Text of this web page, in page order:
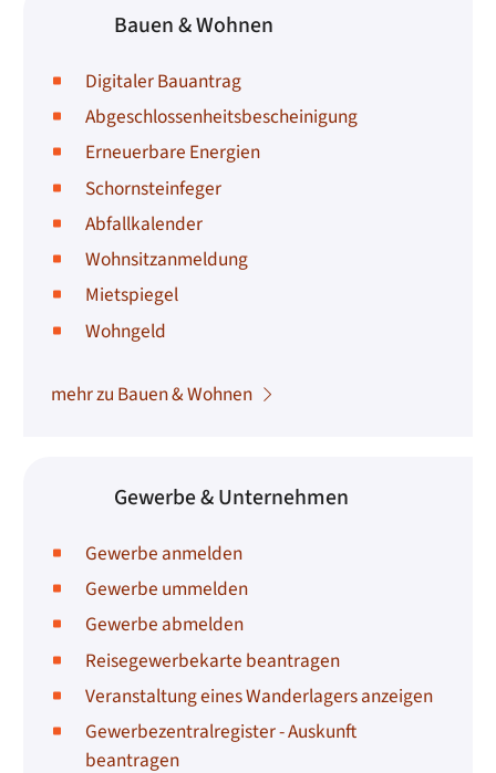
Bauen & Wohnen
Digitaler Bauantrag
Abgeschlossenheitsbescheinigung
Erneuerbare Energien
Schornsteinfeger
Abfallkalender
Wohnsitzanmeldung
Mietspiegel
Wohngeld
mehr zu Bauen & Wohnen
Gewerbe & Unternehmen
Gewerbe anmelden
Gewerbe ummelden
Gewerbe abmelden
Reisegewerbekarte beantragen
Veranstaltung eines Wanderlagers anzeigen
Gewerbezentralregister - Auskunft
beantragen